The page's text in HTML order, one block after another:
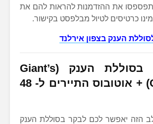
את ההזדמנות להראות להם את
כרטיסים לטיול מבלפסט בקישור.
הענק בצפון אירלנד
סיור יומי בסוללת הענק (Giant’s
Causeway) + אוטובוס התיירים ל- 48
הזה יאפשר לכם לבקר בסוללת הענק